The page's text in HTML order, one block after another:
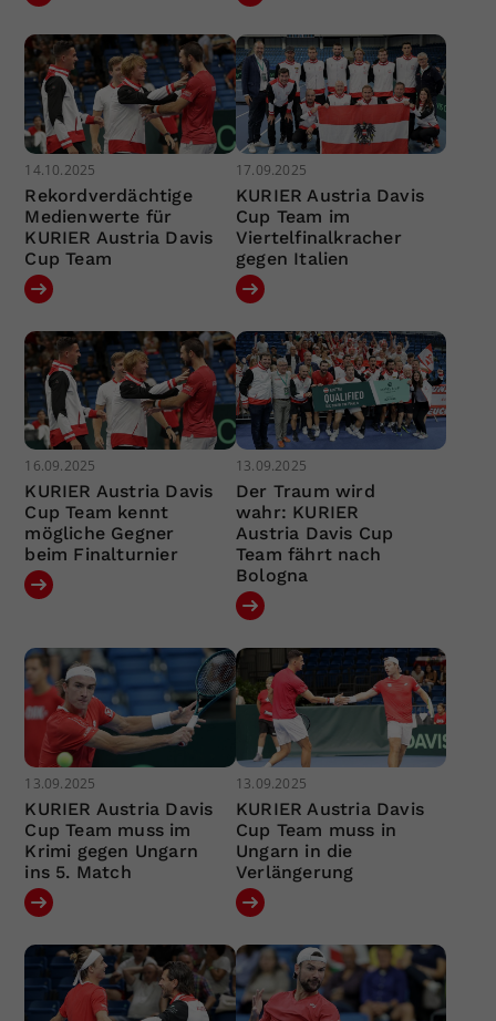
14.10.2025
Rekordverdächtige
Medienwerte für
KURIER Austria Davis
Cup Team
17.09.2025
KURIER Austria Davis
Cup Team im
Viertelfinalkracher
gegen Italien
16.09.2025
KURIER Austria Davis
Cup Team kennt
mögliche Gegner
beim Finalturnier
13.09.2025
Der Traum wird
wahr: KURIER
Austria Davis Cup
Team fährt nach
Bologna
13.09.2025
KURIER Austria Davis
Cup Team muss im
Krimi gegen Ungarn
ins 5. Match
13.09.2025
KURIER Austria Davis
Cup Team muss in
Ungarn in die
Verlängerung